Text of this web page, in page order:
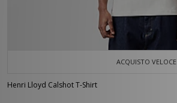
ACQUISTO VELOCE
Henri Lloyd Calshot T-Shirt